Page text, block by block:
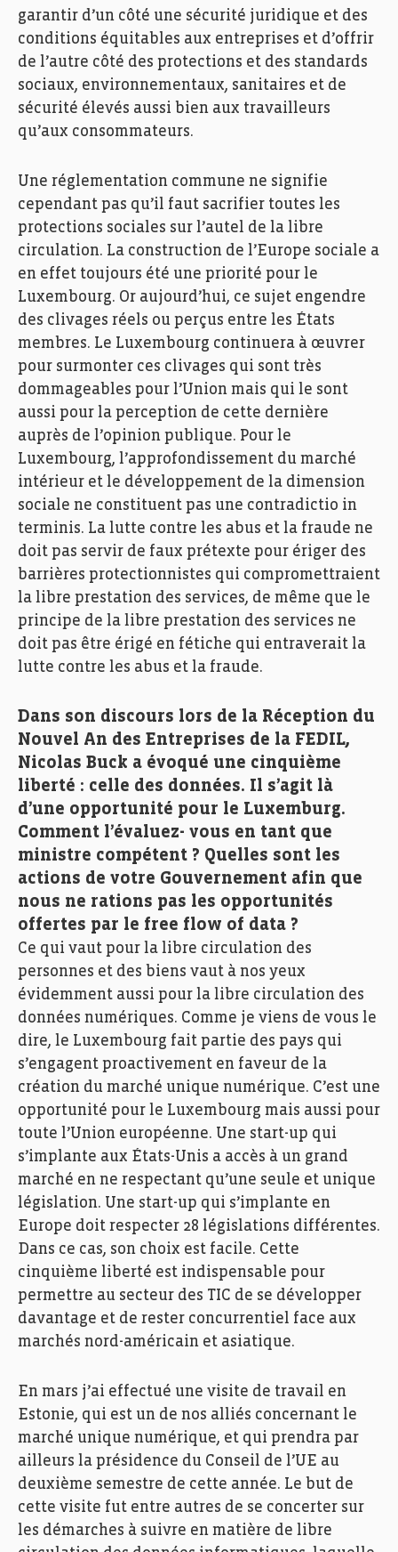
garantir d’un côté une sécurité juridique et des
conditions équitables aux entreprises et d’offrir
de l’autre côté des protections et des standards
sociaux, environnementaux, sanitaires et de
sécurité élevés aussi bien aux travailleurs
qu’aux consommateurs.
Une réglementation commune ne signifie
cependant pas qu’il faut sacrifier toutes les
protections sociales sur l’autel de la libre
circulation. La construction de l’Europe sociale a
en effet toujours été une priorité pour le
Luxembourg. Or aujourd’hui, ce sujet engendre
des clivages réels ou perçus entre les États
membres. Le Luxembourg continuera à œuvrer
pour surmonter ces clivages qui sont très
dommageables pour l’Union mais qui le sont
aussi pour la perception de cette dernière
auprès de l’opinion publique. Pour le
Luxembourg, l’approfondissement du marché
intérieur et le développement de la dimension
sociale ne constituent pas une contradictio in
terminis. La lutte contre les abus et la fraude ne
doit pas servir de faux prétexte pour ériger des
barrières protectionnistes qui compromettraient
la libre prestation des services, de même que le
principe de la libre prestation des services ne
doit pas être érigé en fétiche qui entraverait la
lutte contre les abus et la fraude.
Dans son discours lors de la Réception du
Nouvel An des Entreprises de la FEDIL,
Nicolas Buck a évoqué une cinquième
liberté : celle des données. Il s’agit là
d’une opportunité pour le Luxemburg.
Comment l’évaluez- vous en tant que
ministre compétent ? Quelles sont les
actions de votre Gouvernement afin que
nous ne rations pas les opportunités
offertes par le free flow of data ?
Ce qui vaut pour la libre circulation des
personnes et des biens vaut à nos yeux
évidemment aussi pour la libre circulation des
données numériques. Comme je viens de vous le
dire, le Luxembourg fait partie des pays qui
s’engagent proactivement en faveur de la
création du marché unique numérique. C’est une
opportunité pour le Luxembourg mais aussi pour
toute l’Union européenne. Une start-up qui
s’implante aux États-Unis a accès à un grand
marché en ne respectant qu’une seule et unique
législation. Une start-up qui s’implante en
Europe doit respecter 28 législations différentes.
Dans ce cas, son choix est facile. Cette
cinquième liberté est indispensable pour
permettre au secteur des TIC de se développer
davantage et de rester concurrentiel face aux
marchés nord-américain et asiatique.
En mars j’ai effectué une visite de travail en
Estonie, qui est un de nos alliés concernant le
marché unique numérique, et qui prendra par
ailleurs la présidence du Conseil de l’UE au
deuxième semestre de cette année. Le but de
cette visite fut entre autres de se concerter sur
les démarches à suivre en matière de libre